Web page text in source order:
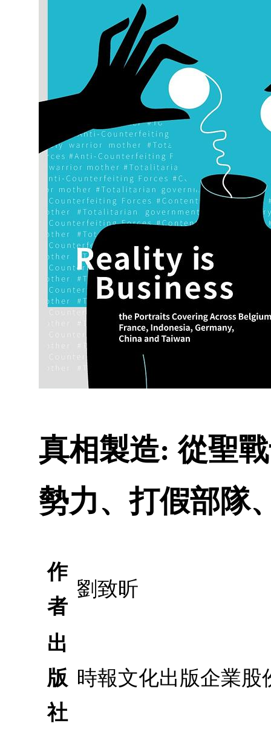
真相製造: 從聖
勢力、打假部隊
作
者
劉致昕
出
版
社
時報文化出版企業股